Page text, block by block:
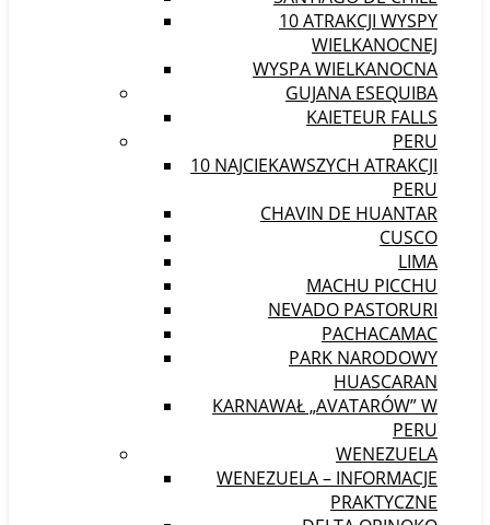
10 ATRAKCJI WYSPY
WIELKANOCNEJ
WYSPA WIELKANOCNA
GUJANA ESEQUIBA
KAIETEUR FALLS
PERU
10 NAJCIEKAWSZYCH ATRAKCJI
PERU
CHAVIN DE HUANTAR
CUSCO
LIMA
MACHU PICCHU
NEVADO PASTORURI
PACHACAMAC
PARK NARODOWY
HUASCARAN
KARNAWAŁ „AVATARÓW” W
PERU
WENEZUELA
WENEZUELA – INFORMACJE
PRAKTYCZNE